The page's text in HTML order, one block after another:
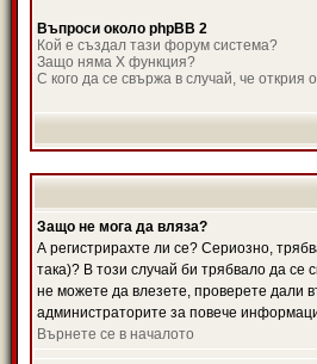
Въпроси около phpBB 2
Кой е създал тази форум система?
Защо няма X функция?
С кого да се свържа в случай, че
Защо не мога да вляза?
А регистрирахте ли се? Сериозно,
така)? В този случай би трябвало да се
не можете да влезете, проверете дали
администраторите за повече
Върнете се в началото